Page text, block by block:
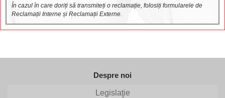
În cazul în care doriți să transmiteți o reclamație, folosiți formularele de
Reclamații Interne și Reclamații Externe.
Despre noi
Legislaţie